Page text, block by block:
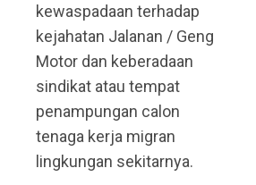
kewaspadaan terhadap
kejahatan Jalanan / Geng
Motor dan keberadaan
sindikat atau tempat
penampungan calon
tenaga kerja migran
lingkungan sekitarnya.